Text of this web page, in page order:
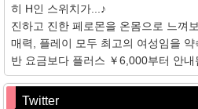
히 H인 스위치가...♪
진하고 진한 페로몬을 온몸으로 느껴
매력, 플레이 모두 최고의 여성임을
반 요금보다 플러스 ￥6,000부터 안내
Twitter